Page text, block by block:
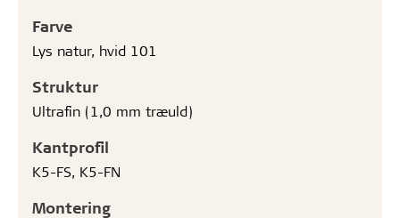
Farve
Lys natur, hvid 101
Struktur
Ultrafin (1,0 mm træuld)
Kantprofil
K5-FS, K5-FN
Montering